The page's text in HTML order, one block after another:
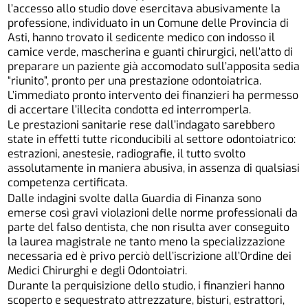
l’accesso allo studio dove esercitava abusivamente la
professione, individuato in un Comune delle Provincia di
Asti, hanno trovato il sedicente medico con indosso il
camice verde, mascherina e guanti chirurgici, nell’atto di
preparare un paziente già accomodato sull’apposita sedia
“riunito”, pronto per una prestazione odontoiatrica.
L’immediato pronto intervento dei finanzieri ha permesso
di accertare l’illecita condotta ed interromperla.
Le prestazioni sanitarie rese dall’indagato sarebbero
state in effetti tutte riconducibili al settore odontoiatrico:
estrazioni, anestesie, radiografie, il tutto svolto
assolutamente in maniera abusiva, in assenza di qualsiasi
competenza certificata.
Dalle indagini svolte dalla Guardia di Finanza sono
emerse così gravi violazioni delle norme professionali da
parte del falso dentista, che non risulta aver conseguito
la laurea magistrale ne tanto meno la specializzazione
necessaria ed è privo perciò dell’iscrizione all’Ordine dei
Medici Chirurghi e degli Odontoiatri.
Durante la perquisizione dello studio, i finanzieri hanno
scoperto e sequestrato attrezzature, bisturi, estrattori,